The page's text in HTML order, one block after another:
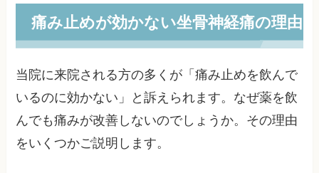
痛み止めが効かない坐骨神経痛の理由
当院に来院される方の多くが「痛み止めを飲んで
いるのに効かない」と訴えられます。なぜ薬を飲
んでも痛みが改善しないのでしょうか。その理由
をいくつかご説明します。